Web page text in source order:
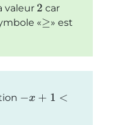
valeur 2 car
≥
est
−x + 1 <